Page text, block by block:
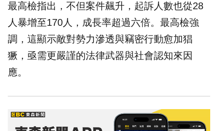
最高檢指出，不但案件飆升，起訴人數也從28
人暴增至170人，成長率超過六倍。最高檢強
調，這顯示敵對勢力滲透與竊密行動愈加猖
獗，亟需更嚴謹的法律武器與社會認知來因
應。